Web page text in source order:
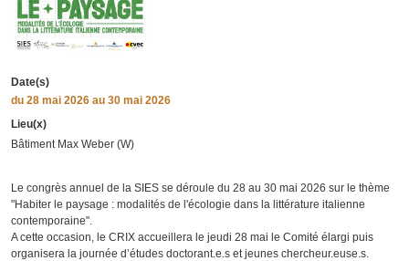
Date(s)
du 28 mai 2026 au 30 mai 2026
Lieu(x)
Bâtiment Max Weber (W)
Le congrès annuel de la SIES se déroule du 28 au 30 mai 2026 sur le thème
"Habiter le paysage : modalités de l'écologie dans la littérature italienne
contemporaine".
A cette occasion, le CRIX accueillera le jeudi 28 mai le Comité élargi puis
organisera la journée d’études doctorant.e.s et jeunes chercheur.euse.s.